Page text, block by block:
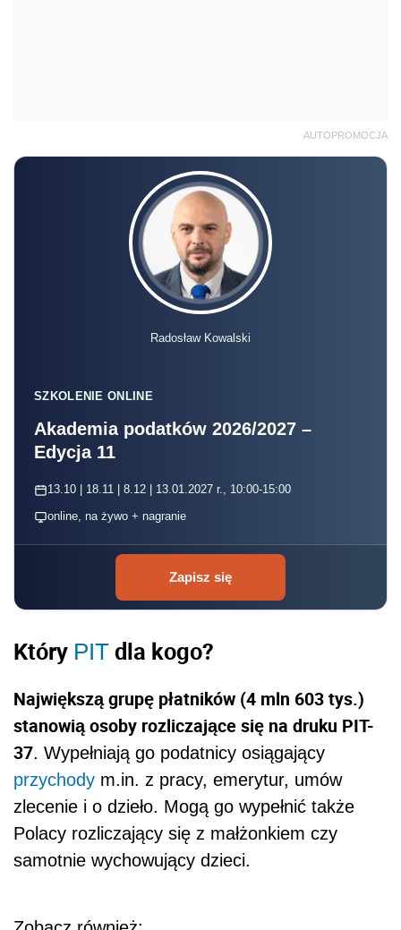
AUTOPROMOCJA
Radosław Kowalski
SZKOLENIE ONLINE
Akademia podatków 2026/2027 –
Edycja 11
13.10 | 18.11 | 8.12 | 13.01.2027 r., 10:00-15:00
online, na żywo + nagranie
Zapisz się
Który PIT dla kogo?
Największą grupę płatników (4 mln 603 tys.)
stanowią osoby rozliczające się na druku PIT-
37. Wypełniają go podatnicy osiągający
przychody m.in. z pracy, emerytur, umów
zlecenie i o dzieło. Mogą go wypełnić także
Polacy rozliczający się z małżonkiem czy
samotnie wychowujący dzieci.